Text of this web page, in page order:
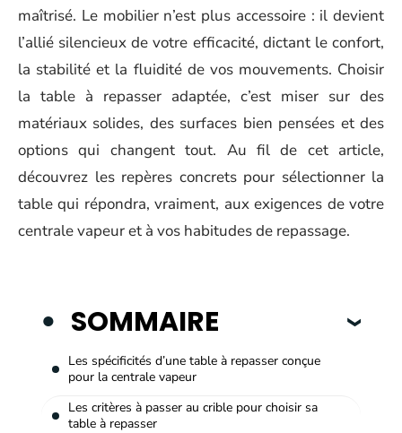
maîtrisé. Le mobilier n’est plus accessoire : il devient
l’allié silencieux de votre efficacité, dictant le confort,
la stabilité et la fluidité de vos mouvements. Choisir
la table à repasser adaptée, c’est miser sur des
matériaux solides, des surfaces bien pensées et des
options qui changent tout. Au fil de cet article,
découvrez les repères concrets pour sélectionner la
table qui répondra, vraiment, aux exigences de votre
centrale vapeur et à vos habitudes de repassage.
SOMMAIRE
Les spécificités d’une table à repasser conçue
pour la centrale vapeur
Les critères à passer au crible pour choisir sa
table à repasser